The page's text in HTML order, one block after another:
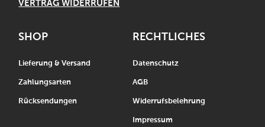
VERTRAG WIDERRUFEN
SHOP
Lieferung & Versand
Zahlungsarten
Rücksendungen
RECHTLICHES
Datenschutz
AGB
Widerrufsbelehrung
Impressum